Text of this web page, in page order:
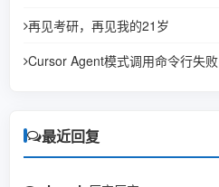
再见考研，再见我的21岁
Cursor Agent模式调用命令行失败
最近回复